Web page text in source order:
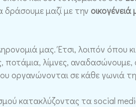
μαζί με την οικογένειά
μας. Έτσι, λοιπόν όπου
λίμνες, αναδασώνουμε,
οργανώνονται σε κάθε γωνιά
κατακλύζοντας τα social